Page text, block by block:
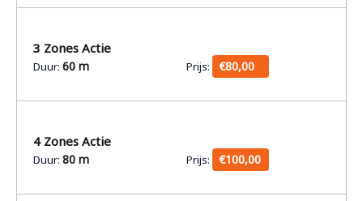
3 Zones Actie
Duur: 60 m Prijs: €80,00
4 Zones Actie
Duur: 80 m Prijs: €100,00